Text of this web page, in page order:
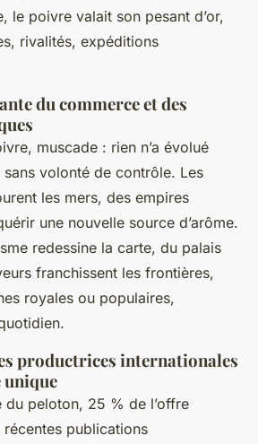
le poivre valait son pesant d’or,
rivalités, expéditions
du commerce et des
muscade : rien n’a évolué
volonté de contrôle. Les
les mers, des empires
une nouvelle source d’arôme.
redessine la carte, du palais
franchissent les frontières,
royales ou populaires,
productrices internationales
du peloton, 25 % de l’offre
publications